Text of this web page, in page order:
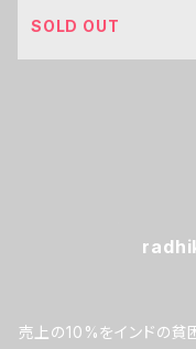
SOLD OUT
売上の10%をインドの貧